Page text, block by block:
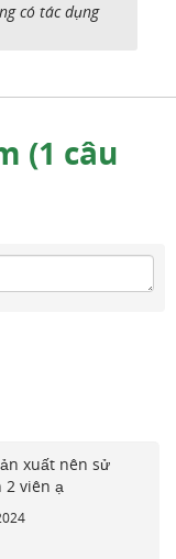
có tác dụng
(1 câu
xuất nên sử
2 viên ạ